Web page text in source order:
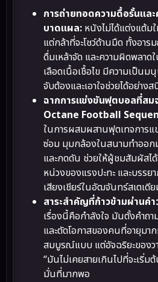
การถ่ายทอดความดื้อรั้นแล
บาดแผล: หนังไม่ได้แต่งแต้มใ
แต่กล้าที่จะโชว์ด้านมืด ทั้งอา
ดื่มเหล้าจัด และความผิดพลาด
เลือดเนื้อเชื้อไข มีความเป็น
จับต้องและเอาใจช่วยได้อย่างส
ฉากการแข่งขันฟุตบอลที่สม
Octane Football
ในการผสมผสานฟุตเทจการแ
ซ่อม มุมกล้องในสนามทำออก
และกดดัน ช่วยให้ผู้ชมสัมผัสไ
หน่วงของแรงปะทะ และบรร
เสียงเชียร์ในอัฒจันทร์สเตเดี
สาระสำคัญที่ก้าวข้ามผ่านคำ
เรื่องนี้คือกำลังใจ มันตั้งคำถ
และตัดโอกาสของคนที่อายุมา
สมบูรณ์แบบ แต่อัจฉริยะของว
“มันไม่เคยสายเกินไปที่จะเริ่
มั่นที่มากพอ